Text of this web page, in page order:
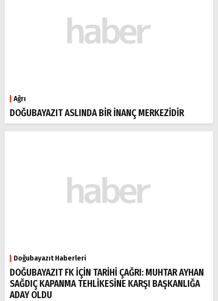
Ağrı
DOĞUBAYAZIT ASLINDA BİR İNANÇ MERKEZİDİR
Doğubayazıt Haberleri
DOĞUBAYAZIT FK İÇİN TARİHİ ÇAĞRI: MUHTAR AYHAN
SAĞDIÇ KAPANMA TEHLİKESİNE KARŞI BAŞKANLIĞA
ADAY OLDU